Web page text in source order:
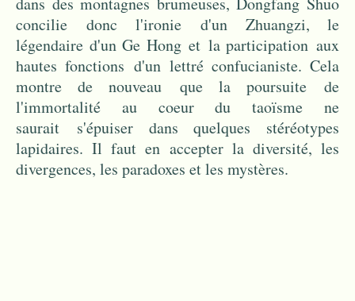
concilie donc l'ironie d'un Zhuangzi, le
légendaire d'un Ge Hong et la participation aux
hautes fonctions d'un lettré confucianiste. Cela
montre de nouveau que la poursuite de
l'immortalité au coeur du taoïsme ne
saurait s'épuiser dans quelques stéréotypes
lapidaires. Il faut en accepter la diversité, les
divergences, les paradoxes et les mystères.